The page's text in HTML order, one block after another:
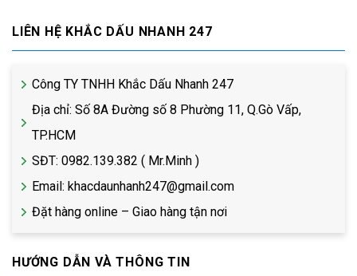
LIÊN HỆ KHẮC DẤU NHANH 247
Công TY TNHH Khắc Dấu Nhanh 247
Địa chỉ: Số 8A Đường số 8 Phường 11, Q.Gò Vấp,
TP.HCM
SĐT: 0982.139.382 ( Mr.Minh )
Email: khacdaunhanh247@gmail.com
Đặt hàng online – Giao hàng tận nơi
HƯỚNG DẪN VÀ THÔNG TIN